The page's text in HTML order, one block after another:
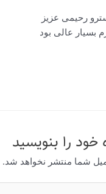
رحیمی عزیز
بسیار عالی بود
خود را بنویسید
شما منتشر نخواهد شد.